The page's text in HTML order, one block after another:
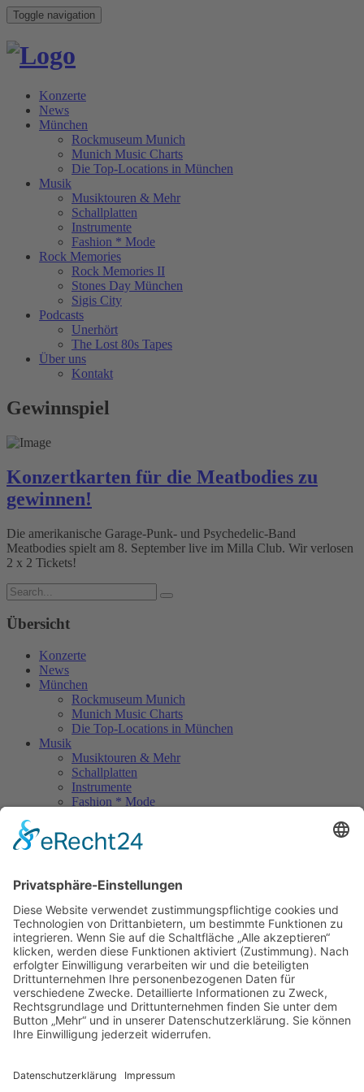
Toggle navigation
Konzerte
News
München
Rockmuseum Munich
Munich Music Charts
Die Top-Locations in München
Musik
Musiktouren & Mehr
Schallplatten
Instrumente
Fashion * Mode
Rock Memories
Rock Memories II
Stones Day München
Sigis City
Podcasts
Unerhört
The Lost 80s Tapes
Über uns
Kontakt
Gewinnspiel
Konzertkarten für die Meatbodies zu
gewinnen!
Die amerikanische Garage-Punk- und Psychedelic-Band
Meatbodies spielt am 8. September live im Milla Club. Wir verlosen
2 x 2 Tickets!
Übersicht
Konzerte
News
München
Rockmuseum Munich
Munich Music Charts
Die Top-Locations in München
Musik
Musiktouren & Mehr
Schallplatten
Instrumente
Fashion * Mode
Rock Memories II
Stones Day München
Unerhört
The Lost 80s Tapes
Über uns
Kontakt
Neueste Beiträge
Bewerbt euch für „Hard Rock Rising“!
Act des Monats: MondWild
Münchner Open Air Sommer: Konzerte in der Residenz
Kulturfestival Gräfelfing – 4 Tage Musik & Gemeinschaft